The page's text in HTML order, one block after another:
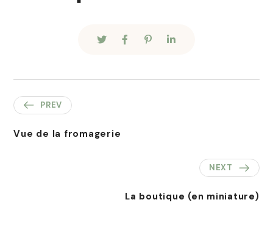
PREV
Vue de la fromagerie
NEXT
La boutique (en miniature)